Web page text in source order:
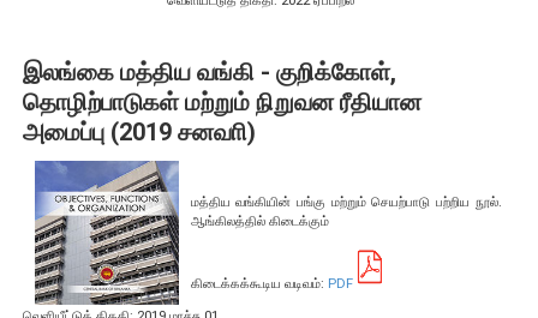
வங்கிகளுக்கிடையிலான அழைப்புப் பணச் சந்தை
உள்நாட்டின் வெளிநாட்டுச் செலாவணிச் சந்தை
வெளிநாட்டுச் செலாவணி உலகளாவிய குறியீட்டைப் பின்பற்றுதல்
அரச பிணையங்கள் சந்தை
கம்பனிப் படுகடன் பிணையங்கள் சந்தை
கொழும்பு பங்குப் பரிவர்த்தனை
நிதியியல் உட்கட்டமைப்பு
இலங்கை மத்திய வங்கி - குறிக்கோள்,
தொழிற்பாடுகள் மற்றும் நிறுவன ரீதியான
அமைப்பு (2019 சனவாி)
மத்திய வங்கியின் பங்கு மற்றும் செயற்பாடு பற்றிய நூல்.
ஆங்கிலத்தில் கிடைக்கும்
கிடைக்கக்கூடிய வடிவம்: PDF